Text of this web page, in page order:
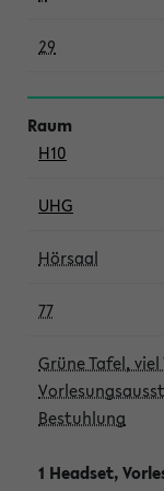
29
H10
UHG
Hörsaal
77
Grüne Tafel,
Bestuhlung
1 Headset,